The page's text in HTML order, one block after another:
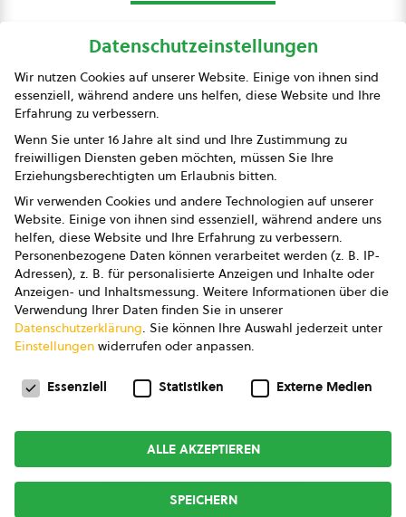
Presse
Impressum
Datenschutz
AGB
AGB Marketing GmbH
AGB Bildung
Newsletter
Copyright © 2026bio austria
Datenschutzeinstellungen
Wir nutzen Cookies auf unserer Website. Einige von ihnen sind
essenziell, während andere uns helfen, diese Website und Ihre
Erfahrung zu verbessern.
Wenn Sie unter 16 Jahre alt sind und Ihre Zustimmung zu
freiwilligen Diensten geben möchten, müssen Sie Ihre
Erziehungsberechtigten um Erlaubnis bitten.
Wir verwenden Cookies und andere Technologien auf unserer
Website. Einige von ihnen sind essenziell, während andere uns
helfen, diese Website und Ihre Erfahrung zu verbessern.
Personenbezogene Daten können verarbeitet werden (z. B. IP-
Adressen), z. B. für personalisierte Anzeigen und Inhalte oder
Anzeigen- und Inhaltsmessung. Weitere Informationen über die
Verwendung Ihrer Daten finden Sie in unserer
Datenschutzerklärung. Sie können Ihre Auswahl jederzeit unter
Einstellungen widerrufen oder anpassen.
Datenschutzeinstellungen
Essenziell Statistiken Externe Medien
ALLE AKZEPTIEREN
SPEICHERN